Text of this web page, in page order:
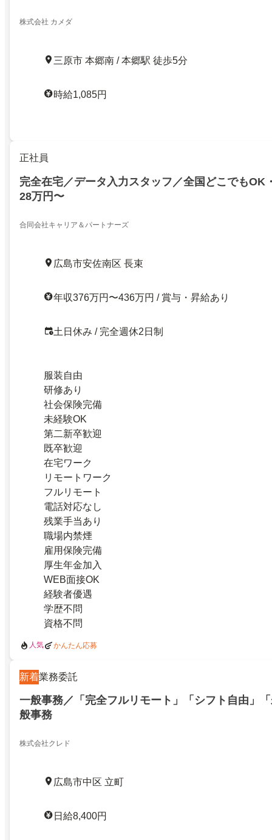
株式会社 カメダ
三原市 本郷南 / 本郷駅 徒歩5分
時給1,085円
正社員
完全在宅／データ入力スタッフ／全国どこでもOK
28万円〜
合同会社キャリア＆パートナーズ
広島市安佐南区 長束
年収376万円〜436万円 / 賞与・昇給あり
土日休み / 完全週休2日制
服装自由
研修あり
社会保険完備
未経験OK
第二新卒歓迎
既卒歓迎
在宅ワーク
リモートワーク
フルリモート
電話対応なし
残業手当あり
職場内禁煙
雇用保険完備
厚生年金加入
WEB面接OK
経験者優遇
学歴不問
資格不問
人気 かんたん応募
新着業務委託
一般事務／「完全フルリモート」「シフト自由」
般事務
株式会社クレド
広島市中区 立町
日給8,400円